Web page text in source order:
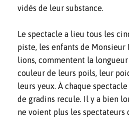
vidés de leur substance.
Le spectacle a lieu tous les
piste, les enfants de Monsieur
lions, commentent la
couleur de leurs poils, leur
leurs yeux. À chaque
de gradins recule. Il y a bien
ne voient plus les spectateurs